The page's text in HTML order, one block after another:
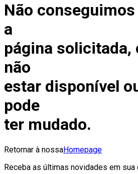
Não
a
página solicitada,
não
estar disponível
pode
ter mudado.
Retornar à nossaHomepage
Receba as últimas novidades em sua